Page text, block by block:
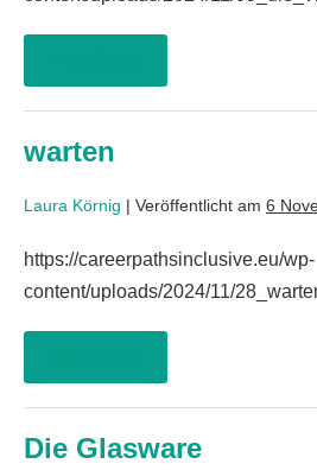
warten
Laura Körnig | Veröffentlicht am 6
https://careerpathsinclusive.eu/wp-
content/uploads/2024/11/
Die Glasware